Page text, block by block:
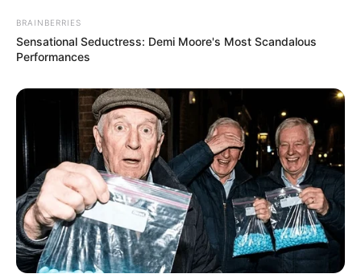
BRAINBERRIES
Sensational Seductress: Demi Moore's Most Scandalous
Performances